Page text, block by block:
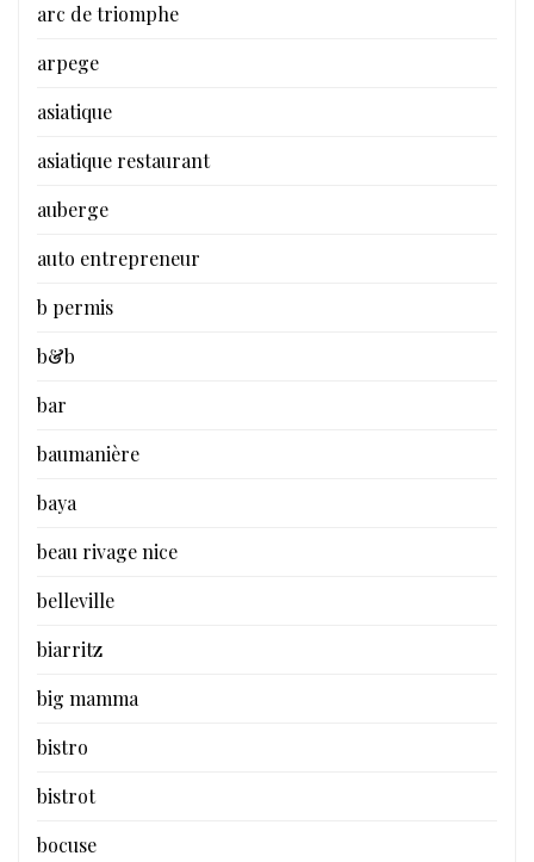
arc de triomphe
arpege
asiatique
asiatique restaurant
auberge
auto entrepreneur
b permis
b&b
bar
baumanière
baya
beau rivage nice
belleville
biarritz
big mamma
bistro
bistrot
bocuse